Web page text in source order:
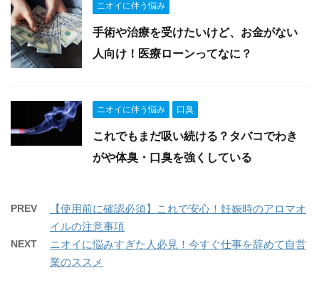
ニオイに伴う悩み
手術や治療を受けたいけど、お金がない
人向け！医療ローンってなに？
ニオイに伴う悩み 口臭
これでもまだ吸い続ける？タバコでわき
がや体臭・口臭を強くしている
PREV
【使用前に確認必須】これで安心！妊娠時のアロマオ
イルの注意事項
NEXT
ニオイに悩みすぎた人必見！今すぐ仕事を辞めて自営
業のススメ